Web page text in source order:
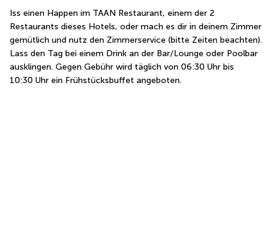
Iss einen Happen im TAAN Restaurant, einem der 2
Restaurants dieses Hotels, oder mach es dir in deinem Zimmer
gemütlich und nutz den Zimmerservice (bitte Zeiten beachten).
Lass den Tag bei einem Drink an der Bar/Lounge oder Poolbar
ausklingen. Gegen Gebühr wird täglich von 06:30 Uhr bis
10:30 Uhr ein Frühstücksbuffet angeboten.